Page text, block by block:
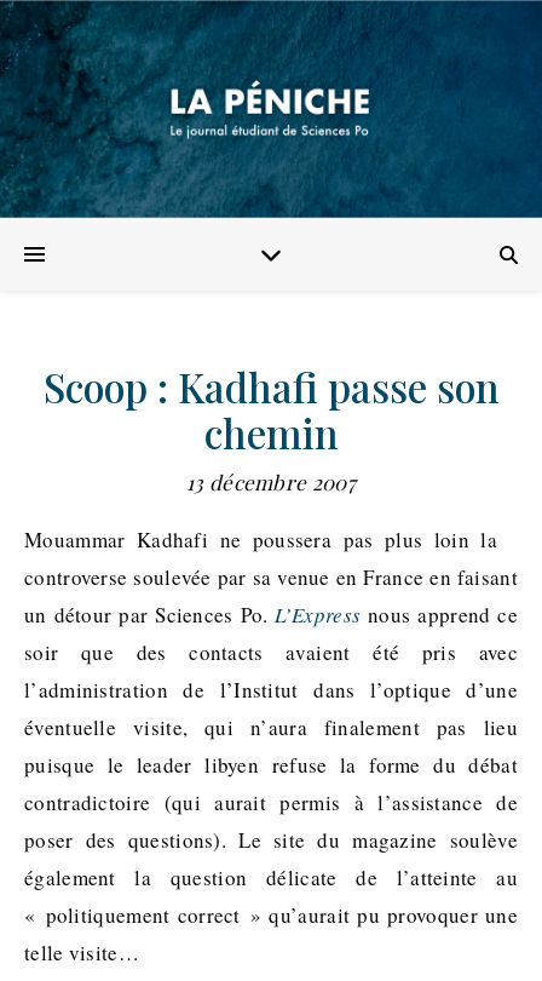
Scoop : Kadhafi passe son
chemin
13 décembre 2007
Mouammar Kadhafi ne poussera pas plus loin la
controverse soulevée par sa venue en France en faisant
un détour par Sciences Po.L’Express nous apprend ce
soir que des contacts avaient été pris avec
l’administration de l’Institut dans l’optique d’une
éventuelle visite, qui n’aura finalement pas lieu
puisque le leader libyen refuse la forme du débat
contradictoire (qui aurait permis à l’assistance de
poser des questions). Le site du magazine soulève
également la question délicate de l’atteinte au
« politiquement correct » qu’aurait pu provoquer une
telle visite…